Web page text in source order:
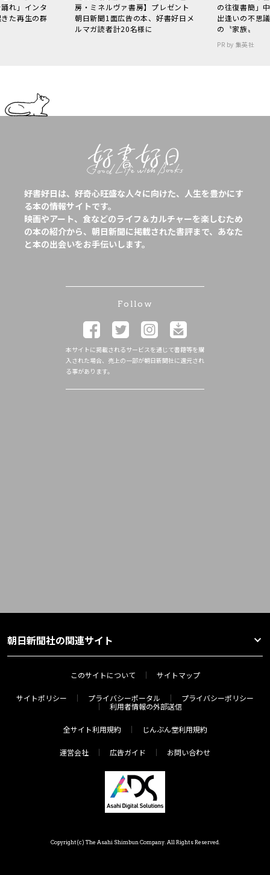
れ」インタ
た再生の群
房・ミネルヴァ書房】プレゼント
朝日新聞1面広告の本、好書好日メ
ルマガ読者計20名様に
の往復書簡」
出逢いの不思
の〝家族〟
PR by 集英社
好書好日は、好奇心旺盛な人々に向けた、人生を豊かにす
る本の情報サイトです。
映画やアート、食などのライフ＆カルチャーを楽しむため
の本の紹介から、朝日新聞に掲載された書評まで、あなた
と本の出会いをお手伝いします。
Follow
本サイトに掲載されるサービスを通じて書籍等を購
入された場合、売上の一部が朝日新聞社に還元され
る事があります。
朝日新聞社の関連サイト
このサイトについて サイトマップ
サイトポリシー プライバシーポータル
プライバシーポリシー
利用者情報の外部送信
全サイト利用規約 じんぶん堂利用規約
運営会社 広告ガイド お問い合わせ
Copyright(c) The Asahi Shimbun Company. All Rights Reserved.